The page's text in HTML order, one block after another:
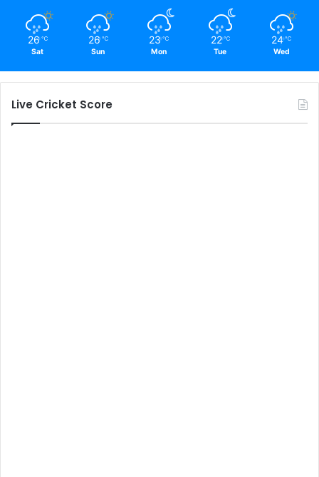
26 ℃
Sat
26 ℃
Sun
23 ℃
Mon
22 ℃
Tue
24 ℃
Wed
Live Cricket Score